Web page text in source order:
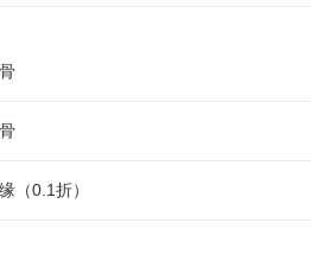
（0.1折）